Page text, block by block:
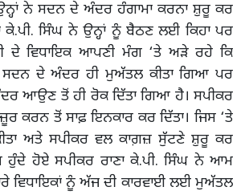
ਉਨ੍ਹਾਂ ਨੇ ਸਦਨ ਦੇ ਅੰਦਰ ਹੰਗਾਮਾ ਕਰਨਾ ਸ਼ੁਰੂ ਕਰ
ਕੇ.ਪੀ. ਸਿੰਘ ਨੇ ਉਨ੍ਹਾਂ ਨੂੰ ਬੈਠਣ ਲਈ ਕਿਹਾ ਪਰ
ਦੇ ਵਿਧਾਇਕ ਆਪਣੀ ਮੰਗ ‘ਤੇ ਅੜੇ ਰਹੇ ਕਿ
ਦੇ ਅੰਦਰ ਹੀ ਮੁਅੱਤਲ ਕੀਤਾ ਗਿਆ ਪਰ
ਆਉਣ ਤੋਂ ਹੀ ਰੋਕ ਦਿੱਤਾ ਗਿਆ ਹੈ। ਸਪੀਕਰ
ਕਰਨ ਤੋਂ ਸਾਫ਼ ਇਨਕਾਰ ਕਰ ਦਿੱਤਾ। ਜਿਸ ‘ਤੇ
ਅਤੇ ਸਪੀਕਰ ਵਲ ਕਾਗ਼ਜ਼ ਸੁੱਟਣੇ ਸ਼ੁਰੂ ਕਰ
ਹੁੰਦੇ ਹੋਏ ਸਪੀਕਰ ਰਾਣਾ ਕੇ.ਪੀ. ਸਿੰਘ ਨੇ ਆਮ
ਵਿਧਾਇਕਾਂ ਨੂੰ ਅੱਜ ਦੀ ਕਾਰਵਾਈ ਲਈ ਮੁਅੱਤਲ